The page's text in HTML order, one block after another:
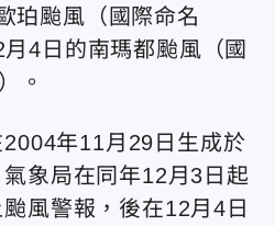
珀颱風（國際命名
4日的南瑪都颱風（國
。
年11月29日生成於
象局在同年12月3日起
風警報，後在12月4日